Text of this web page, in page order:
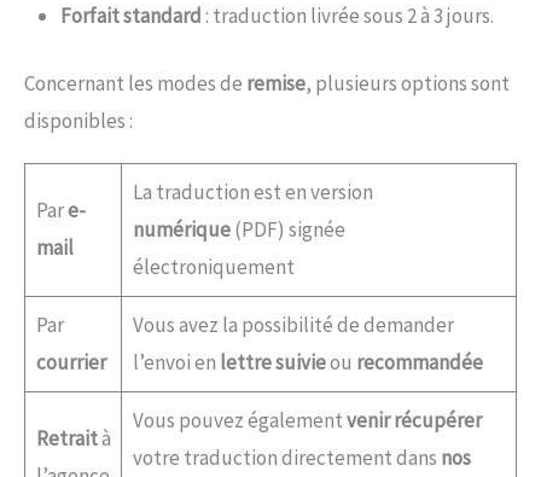
Forfait standard: traduction livrée sous 2 à 3 jours.
Concernant les modes de remise, plusieurs options sont
disponibles :
Pare-
mail
La traduction est en version
numérique(PDF) signée
électroniquement
Par
courrier
Vous avez la possibilité de demander
l’envoi en lettre suivieou recommandée
Retraità
Vous pouvez égalementvenir récupérer
votre traduction directement dans nos